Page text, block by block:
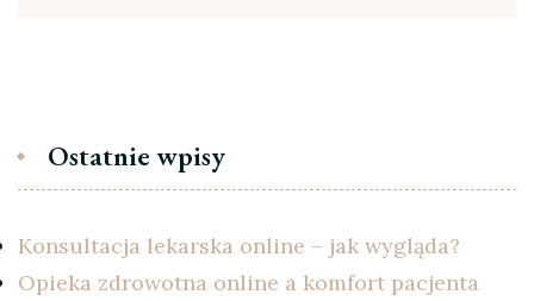
Ostatnie wpisy
Konsultacja lekarska online – jak wygląda?
Opieka zdrowotna online a komfort pacjenta